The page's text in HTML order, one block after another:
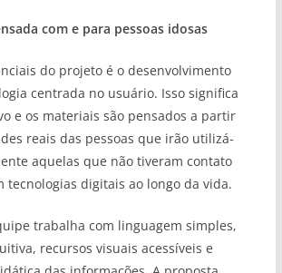
com e para pessoas idosas
do projeto é o desenvolvimento
centrada no usuário. Isso significa
e os materiais são pensados a partir
reais das pessoas que irão utilizá-
aquelas que não tiveram contato
tecnologias digitais ao longo da vida.
trabalha com linguagem simples,
recursos visuais acessíveis e